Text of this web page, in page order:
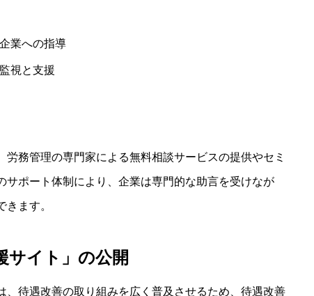
業への指導
視と支援
労務管理の専門家による無料相談サービスの提供やセミ
サポート体制により、企業は専門的な助言を受けなが
ます。
サイト」の公開
、待遇改善の取り組みを広く普及させるため、待遇改善